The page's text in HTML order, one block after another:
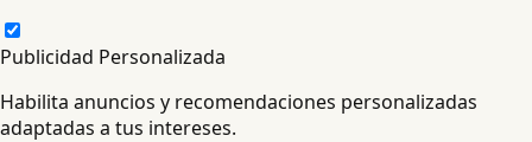
Publicidad Personalizada
Habilita anuncios y recomendaciones personalizadas
adaptadas a tus intereses.